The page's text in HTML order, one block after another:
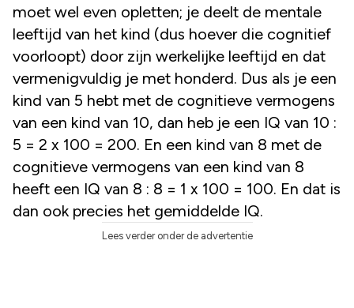
moet wel even opletten; je deelt de mentale
leeftijd van het kind (dus hoever die cognitief
voorloopt) door zijn werkelijke leeftijd en dat
vermenigvuldig je met honderd. Dus als je een
kind van 5 hebt met de cognitieve vermogens
van een kind van 10, dan heb je een IQ van 10 :
5 = 2 x 100 = 200. En een kind van 8 met de
cognitieve vermogens van een kind van 8
heeft een IQ van 8 : 8 = 1 x 100 = 100. En dat is
dan ook precies het gemiddelde IQ.
Lees verder onder de advertentie